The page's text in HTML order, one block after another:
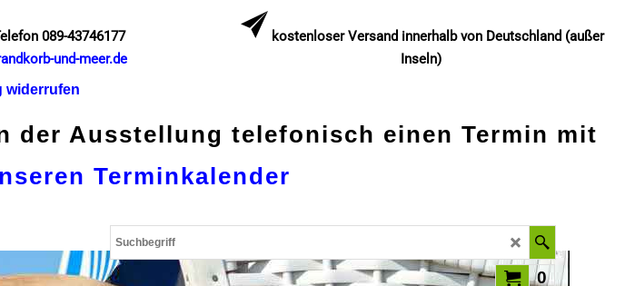
089-43746177
und-meer.de
widerrufen
kostenloser Versand innerhalb von Deutschland (außer
Inseln)
der Ausstellung telefonisch einen Termin mit
Terminkalender
0